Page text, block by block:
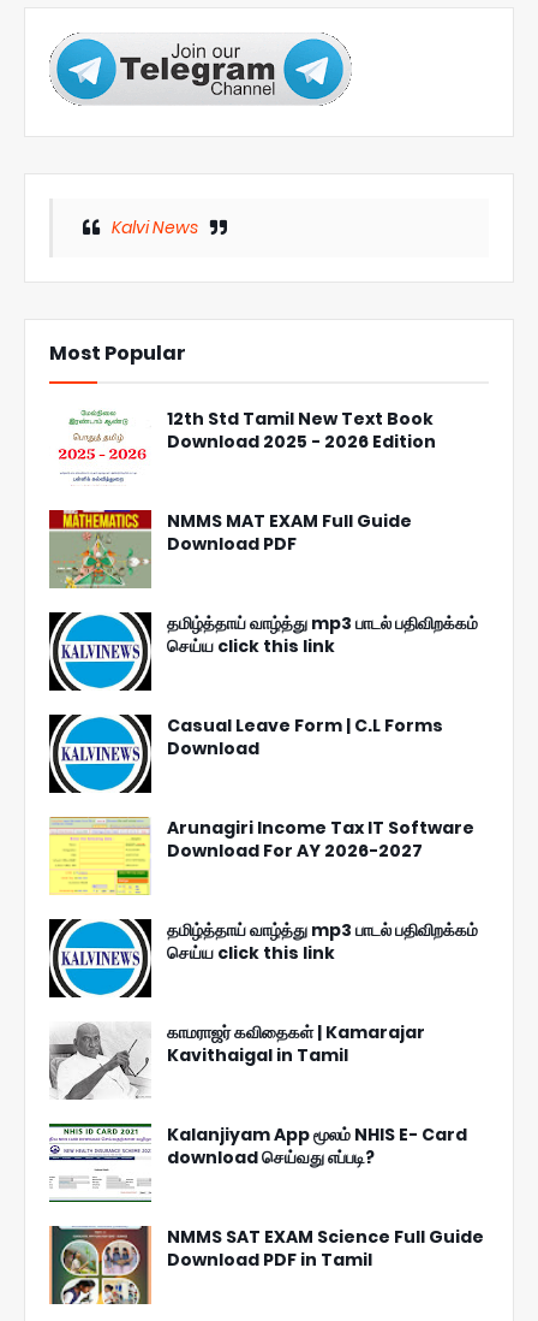
Kalvi News
Most Popular
12th Std Tamil New Text Book
Download 2025 - 2026 Edition
NMMS MAT EXAM Full Guide
Download PDF
தமிழ்த்தாய் வாழ்த்து mp3 பாடல் பதிவிறக்கம்
செய்ய click this link
Casual Leave Form | C.L Forms
Download
Arunagiri Income Tax IT Software
Download For AY 2026-2027
தமிழ்த்தாய் வாழ்த்து mp3 பாடல் பதிவிறக்கம்
செய்ய click this link
காமராஜர் கவிதைகள் | Kamarajar
Kavithaigal in Tamil
Kalanjiyam App மூலம் NHIS E- Card
download செய்வது எப்படி?
NMMS SAT EXAM Science Full Guide
Download PDF in Tamil